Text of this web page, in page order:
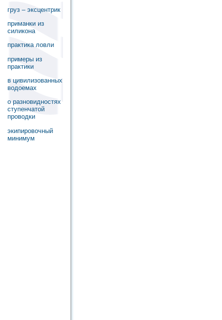
груз – эксцентрик
приманки из
силикона
практика ловли
примеры из
практики
в цивилизованных
водоемах
о разновидностях
ступенчатой
проводки
экипировочный
минимум